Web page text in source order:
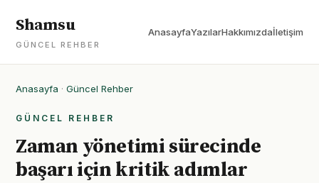
Shamsu
GÜNCEL REHBER
AnasayfaYazılarHakkımızdaİletişim
Anasayfa · Güncel Rehber
GÜNCEL REHBER
Zaman yönetimi sürecinde
başarı için kritik adımlar